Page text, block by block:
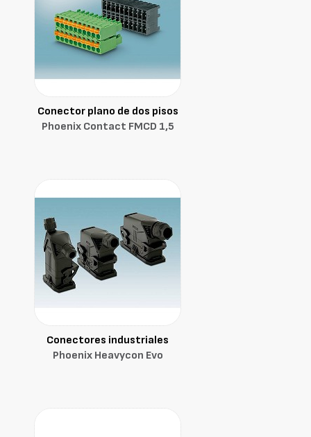
Conector plano de dos pisos
Phoenix Contact FMCD 1,5
Conectores industriales
Phoenix Heavycon Evo